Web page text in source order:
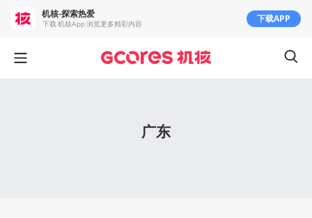
广东
机核-探索热爱
下载 机核App 浏览更多精彩内容 下载APP